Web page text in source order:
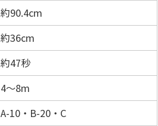
約90.4cm
約36cm
約47秒
4～8m
A-10・B-20・C